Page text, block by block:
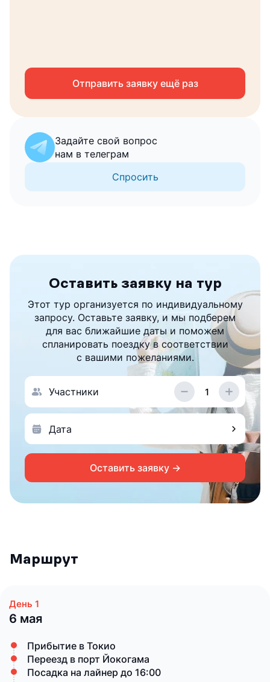
Запросить консультацию
Отправить заявку ещё раз
Задайте свой вопрос
нам в телеграм
Спросить
Оставить заявку на тур
Этот тур организуется по индивидуальному
запросу. Оставьте заявку, и мы подберем
для вас ближайшие даты и поможем
спланировать поездку в соответствии
с вашими пожеланиями.
Участники
Оставить заявку →
Маршрут
6 мая
Прибытие в Токио
Переезд в порт Йокогама
Посадка на лайнер до 16:00